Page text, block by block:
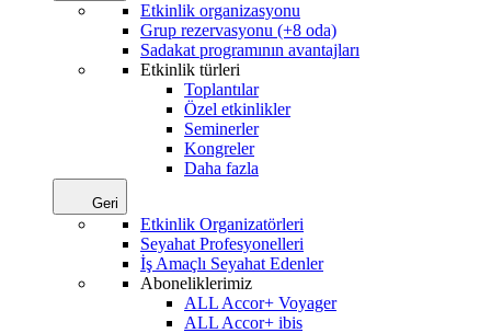
Etkinlik organizasyonu
Grup rezervasyonu (+8 oda)
Sadakat programının avantajları
Etkinlik türleri
Toplantılar
Özel etkinlikler
Seminerler
Kongreler
Daha fazla
Geri
Etkinlik Organizatörleri
Seyahat Profesyonelleri
İş Amaçlı Seyahat Edenler
Aboneliklerimiz
ALL Accor+ Voyager
ALL Accor+ ibis